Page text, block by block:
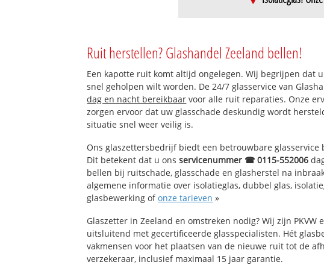
Ruit herstellen? Glashandel Zeeland bellen!
Een kapotte ruit komt altijd ongelegen. Wij begrijpen dat
snel geholpen wilt worden. De 24/7 glasservice van
dag en nacht bereikbaar voor alle ruit reparaties. Onze
zorgen ervoor dat uw glasschade deskundig wordt
situatie snel weer veilig is.
Ons glaszettersbedrijf biedt een betrouwbare glasservice
Dit betekent dat u onsservicenummer ☎ 0115-552006
bellen bij ruitschade, glasschade en glasherstel na
algemene informatie over isolatieglas, dubbel glas,
glasbewerking ofonze tarieven »
Glaszetter in Zeeland en omstreken nodig? Wij zijn PKVW
uitsluitend met gecertificeerde glasspecialisten. Hét
vakmensen voor het plaatsen van de nieuwe ruit tot de
verzekeraar, inclusief maximaal 15 jaar garantie.